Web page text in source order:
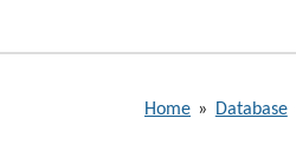
Home » Database